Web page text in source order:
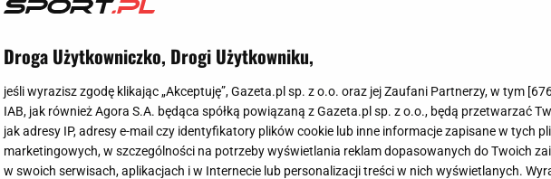
Droga Użytkowniczko, Drogi Użytkowniku,
jeśli wyrazisz zgodę klikając „Akceptuję”, Gazeta.pl sp. z o.o. oraz jej Zaufani Partnerzy, w tym [
IAB, jak również Agora S.A. będąca spółką powiązaną z Gazeta.pl sp. z o.o., będą przetwarzać
jak adresy IP, adresy e-mail czy identyfikatory plików cookie lub inne informacje zapisane w tych
marketingowych, w szczególności na potrzeby wyświetlania reklam dopasowanych do Twoich
w swoich serwisach, aplikacjach i w Internecie lub personalizacji treści w nich wyświetlanych.